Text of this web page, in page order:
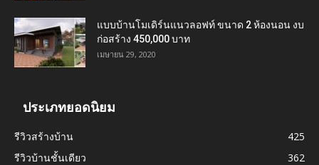
แบบบ้านโมเดิร์นแนวลอฟท์ ขนาด 2 ห้องนอน งบ
ก่อสร้าง 450,000 บาท
เมษายน 29, 2020
ประเภทยอดนิยม
รีวิวสร้างบ้าน
425
รีวิวบ้านชั้นเดียว
362